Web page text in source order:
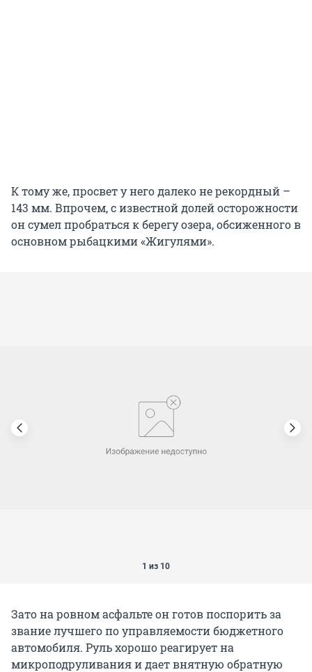
К тому же, просвет у него далеко не рекордный –
143 мм. Впрочем, с известной долей осторожности
он сумел пробраться к берегу озера, обсиженного в
основном рыбацкими «Жигулями».
1 из 10
Зато на ровном асфальте он готов поспорить за
звание лучшего по управляемости бюджетного
автомобиля. Руль хорошо реагирует на
микроподруливания и дает внятную обратную